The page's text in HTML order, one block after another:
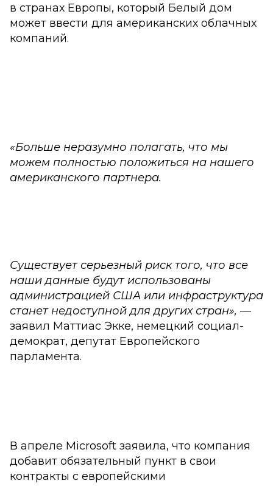
в странах Европы, который Белый дом
может ввести для американских облачных
компаний.
«Больше неразумно полагать, что мы
можем полностью положиться на нашего
американского партнера.
Существует серьезный риск того, что все
наши данные будут использованы
администрацией США или инфраструктура
станет недоступной для других стран», —
заявил Маттиас Экке, немецкий социал-
демократ, депутат Европейского
парламента.
В апреле Microsoft заявила, что компания
добавит обязательный пункт в свои
контракты с европейскими